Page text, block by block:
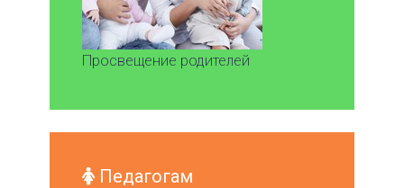
Просвещение родителей
Педагогам